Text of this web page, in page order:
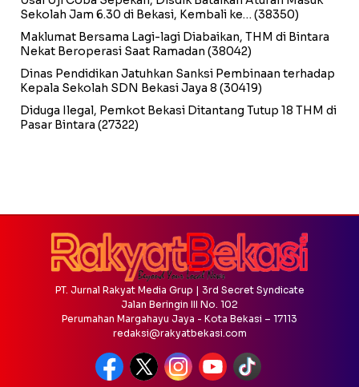
Sekolah Jam 6.30 di Bekasi, Kembali ke… (38350)
Maklumat Bersama Lagi-lagi Diabaikan, THM di Bintara
Nekat Beroperasi Saat Ramadan (38042)
Dinas Pendidikan Jatuhkan Sanksi Pembinaan terhadap
Kepala Sekolah SDN Bekasi Jaya 8 (30419)
Diduga Ilegal, Pemkot Bekasi Ditantang Tutup 18 THM di
Pasar Bintara (27322)
PT. Jurnal Rakyat Media Grup | 3rd Secret Syndicate
Jalan Beringin III No. 102
Perumahan Margahayu Jaya - Kota Bekasi – 17113
redaksi@rakyatbekasi.com